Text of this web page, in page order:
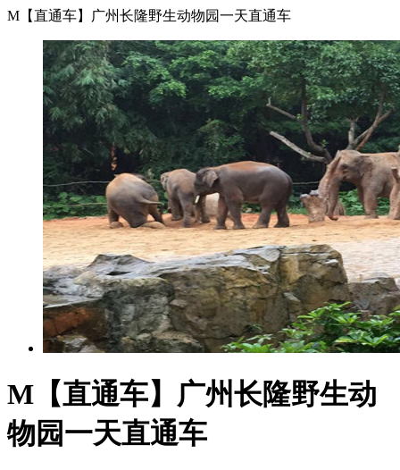
M【直通车】广州长隆野生动物园一天直通车
M【直通车】广州长隆野生动
物园一天直通车